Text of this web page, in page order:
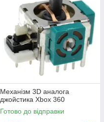
Механізм 3D аналога
джойстика Xbox 360
Готово до відправки